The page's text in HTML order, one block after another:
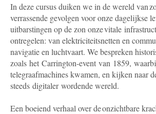
In deze cursus duiken we in de wereld van
verrassende gevolgen voor onze dagelijkse
uitbarstingen op de zon onze vitale
ontregelen: van elektriciteitsnetten en
navigatie en luchtvaart. We bespreken
zoals het Carrington-event van 1859,
telegraafmachines kwamen, en kijken naar
steeds digitaler wordende wereld.
Een boeiend verhaal over de onzichtbare